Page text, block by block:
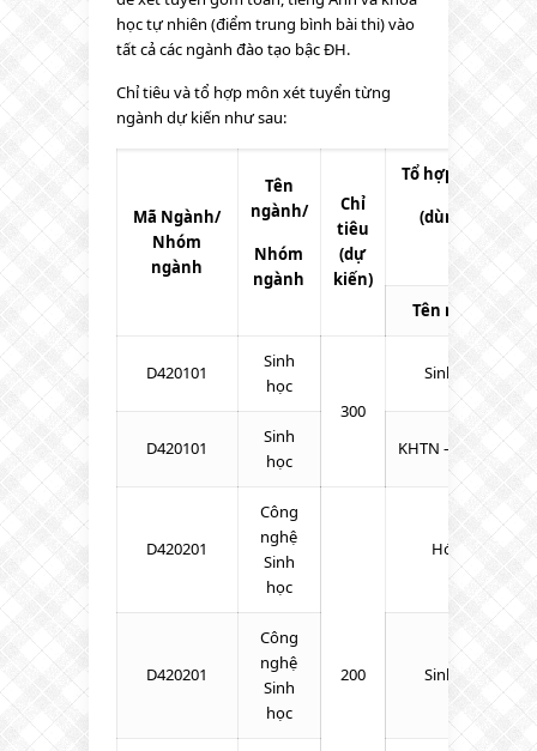
học tự nhiên (điểm trung bình bài thi) vào
tất cả các ngành đào tạo bậc ĐH.
Chỉ tiêu và tổ hợp môn xét tuyển từng
ngành dự kiến như sau:
Mã Ngành/
Nhóm
ngành
Tên
ngành/
Nhóm
ngành
Chỉ
tiêu
(dự
kiến)
Tổ hợp môn xét
(dùng kết quả
Tên môn thi/
D420101
Sinh
học
300
Sinh – Hóa –
D420101
Sinh
học
KHTN – Toán –
D420201
Công
nghệ
Sinh
học
200
Hóa – Toán –
D420201
Công
nghệ
Sinh
học
Sinh – Hóa –